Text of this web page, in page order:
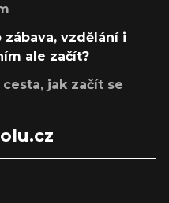
vzdělání i
ale začít?
jak začít se